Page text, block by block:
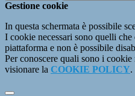
Gestione cookie
In questa schermata è possibile
I cookie necessari sono quelli
piattaforma e non è possibile
Per conoscere quali sono i
visionare la COOKIE POLICY.